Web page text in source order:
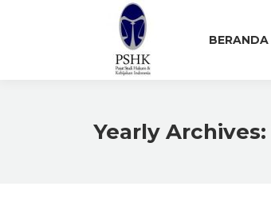
BERANDA
Yearly Archives: